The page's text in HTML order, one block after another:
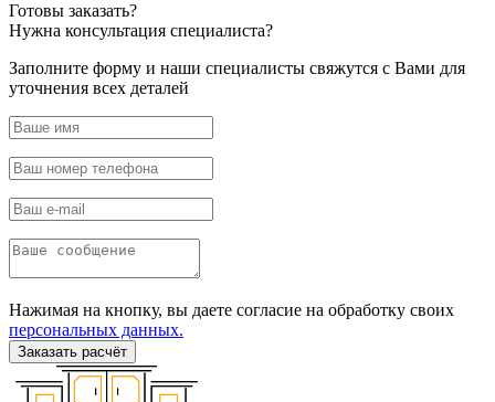
Готовы заказать?
Нужна консультация специалиста?
Заполните форму и наши специалисты свяжутся с Вами для
уточнения всех деталей
Нажимая на кнопку, вы даете согласие на обработку своих
персональных данных.
Заказать расчёт